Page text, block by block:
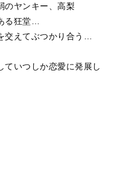
のヤンキー、高梨
る狂堂…
交えてぶつかり合う…
ていつしか恋愛に発展し